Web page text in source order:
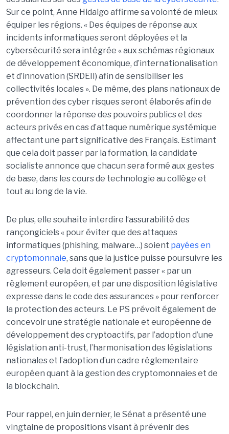
Sur ce point, Anne Hidalgo affirme sa volonté de mieux
équiper les régions. « Des équipes de réponse aux
incidents informatiques seront déployées et la
cybersécurité sera intégrée « aux schémas régionaux
de développement économique, d’internationalisation
et d’innovation (SRDEII) afin de sensibiliser les
collectivités locales ». De même, des plans nationaux de
prévention des cyber risques seront élaborés afin de
coordonner la réponse des pouvoirs publics et des
acteurs privés en cas d’attaque numérique systémique
affectant une part significative des Français. Estimant
que cela doit passer par la formation, la candidate
socialiste annonce que chacun sera formé aux gestes
de base, dans les cours de technologie au collège et
tout au long de la vie.
De plus, elle souhaite interdire l‘assurabilité des
rançongiciels « pour éviter que des attaques
informatiques (phishing, malware…) soient payées en
cryptomonnaie, sans que la justice puisse poursuivre les
agresseurs. Cela doit également passer « par un
règlement européen, et par une disposition législative
expresse dans le code des assurances » pour renforcer
la protection des acteurs. Le PS prévoit également de
concevoir une stratégie nationale et européenne de
développement des cryptoactifs, par l’adoption d’une
législation anti-trust, l’harmonisation des législations
nationales et l’adoption d’un cadre réglementaire
européen quant à la gestion des cryptomonnaies et de
la blockchain.
Pour rappel, en juin dernier, le Sénat a présenté une
vingtaine de propositions visant à prévenir des